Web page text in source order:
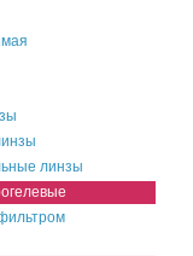
линзы